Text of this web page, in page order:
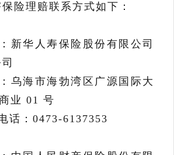
险理赔联系方式如下：
新华人寿保险股份有限公司
乌海市海勃湾区广源国际大
业 01 号
话： 0473-6137353